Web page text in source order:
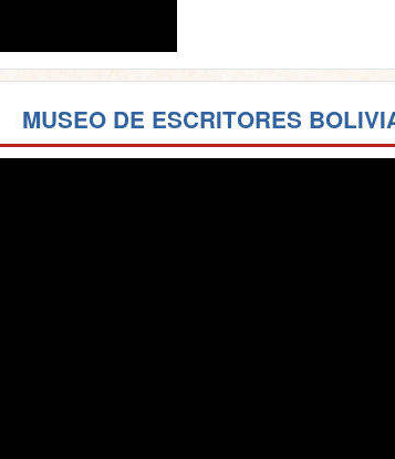
MUSEO DE ESCRITORES